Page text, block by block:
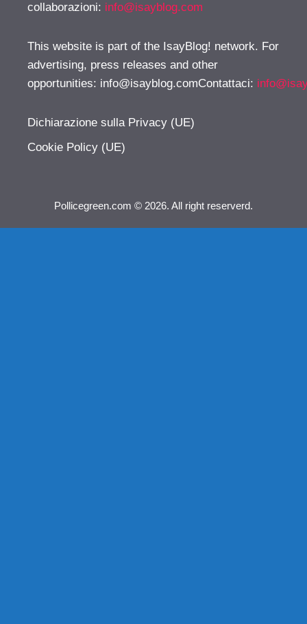
collaborazioni: info@isayblog.com
This website is part of the IsayBlog! network. For
advertising, press releases and other
opportunities: info@isayblog.comContattaci:
Dichiarazione sulla Privacy (UE)
Cookie Policy (UE)
Pollicegreen.com © 2026. All right reserverd.